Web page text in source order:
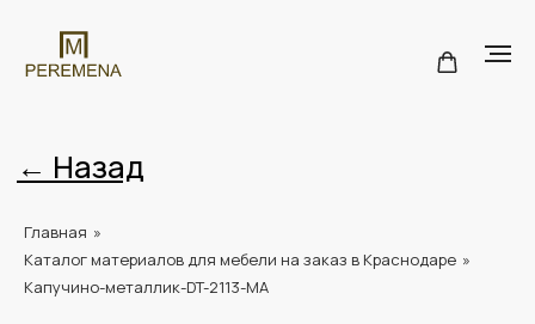
Главная »
Каталог материалов для мебели на заказ в Краснодаре »
Капучино-металлик-DT-2113-MA
Оставить заявку на замер Написать в WhatsApp